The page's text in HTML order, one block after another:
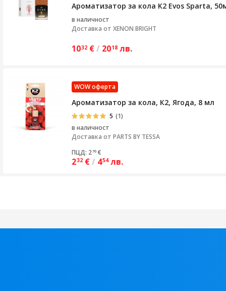
Ароматизатор за кола K2 Evos Sparta,
в наличност
Доставка от XENON BRIGHT
1032 €/ 2018 лв.
WOW оферта
Ароматизатор за кола, К2, Ягода, 8 мл
5 (1)
в наличност
Доставка от PARTS BY TESSA
ПЦД: 276 €
232 €/ 454 лв.